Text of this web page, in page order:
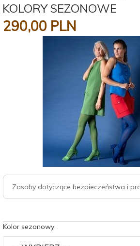
KOLORY SEZONOWE
290,00 PLN
Zasoby dotyczące bezpieczeństwa i
Kolor sezonowy: